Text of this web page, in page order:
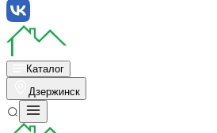
Каталог
Дзержинск